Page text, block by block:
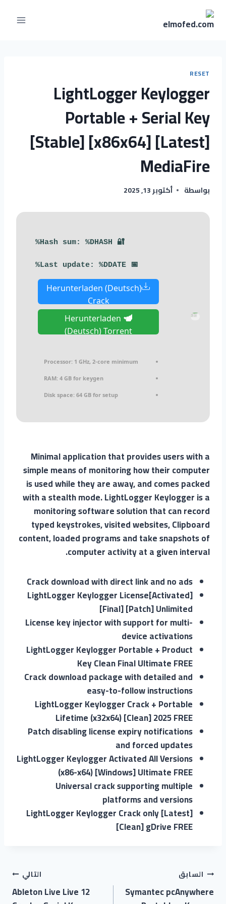
RESET
LightLogger Keylogger
Portable + Serial Key
[Stable] [x86x64] [Latest]
MediaFire
بواسطة أكتوبر 13, 2025
🔐 Hash sum: %DHASH%
📅 Last update: %DDATE%
Herunterladen (Deutsch)
Crack
Herunterladen
(Deutsch) Torrent
Processor: 1 GHz, 2-core minimum
RAM: 4 GB for keygen
Disk space: 64 GB for setup
Minimal application that provides users with a
simple means of monitoring how their computer
is used while they are away, and comes packed
with a stealth mode. LightLogger Keylogger is a
monitoring software solution that can record
typed keystrokes, visited websites, Clipboard
content, loaded programs and take snapshots of
computer activity at a given interval.
Crack download with direct link and no ads
LightLogger Keylogger License[Activated]
[Final] [Patch] Unlimited
License key injector with support for multi-
device activations
LightLogger Keylogger Portable + Product
Key Clean Final Ultimate FREE
Crack download package with detailed and
easy-to-follow instructions
LightLogger Keylogger Crack + Portable
Lifetime (x32x64) [Clean] 2025 FREE
Patch disabling license expiry notifications
and forced updates
LightLogger Keylogger Activated All Versions
(x86-x64) [Windows] Ultimate FREE
Universal crack supporting multiple
platforms and versions
LightLogger Keylogger Crack only [Latest]
[Clean] gDrive FREE
السابق
Symantec pcAnywhere
التالي
Ableton Live Live 12